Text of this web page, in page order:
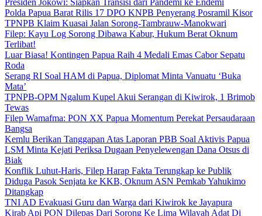
Presiden Jokowi: Siapkan Transisi dari Pandemi ke Endemi
Polda Papua Barat Rilis 17 DPO KNPB Penyerang Posramil Kisor
TPNPB Klaim Kuasai Jalan Sorong-Tambrauw-Manokwari
Filep: Kayu Log Sorong Dibawa Kabur, Hukum Berat Oknum
Terlibat!
Luar Biasa! Kontingen Papua Raih 4 Medali Emas Cabor Sepatu
Roda
Serang RI Soal HAM di Papua, Diplomat Minta Vanuatu ‘Buka
Mata’
TPNPB-OPM Ngalum Kupel Akui Serangan di Kiwirok, 1 Brimob
Tewas
Filep Wamafma: PON XX Papua Momentum Perekat Persaudaraan
Bangsa
Kemlu Berikan Tanggapan Atas Laporan PBB Soal Aktivis Papua
LSM Minta Kejati Periksa Dugaan Penyelewengan Dana Otsus di
Biak
Konflik Luhut-Haris, Filep Harap Fakta Terungkap ke Publik
Diduga Pasok Senjata ke KKB, Oknum ASN Pemkab Yahukimo
Ditangkap
TNI AD Evakuasi Guru dan Warga dari Kiwirok ke Jayapura
Kirab Api PON Dilepas Dari Sorong Ke Lima Wilayah Adat Di